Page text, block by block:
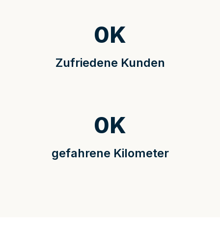
Zufriedene Kunden
0K
gefahrene Kilometer
0K